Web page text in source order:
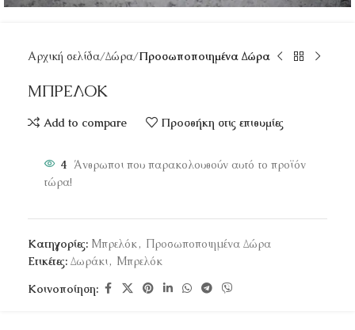
Αρχική σελίδα Δώρα Προσωποποιημένα Δώρα
ΜΠΡΕΛΟΚ
Add to compare Προσθήκη στις επιθυμίες
4 Άνθρωποι που παρακολουθούν αυτό το προϊόν
τώρα!
Κατηγορίες: Μπρελόκ, Προσωποποιημένα Δώρα
Ετικέτες: Δωράκι, Μπρελόκ
Κοινοποίηση: